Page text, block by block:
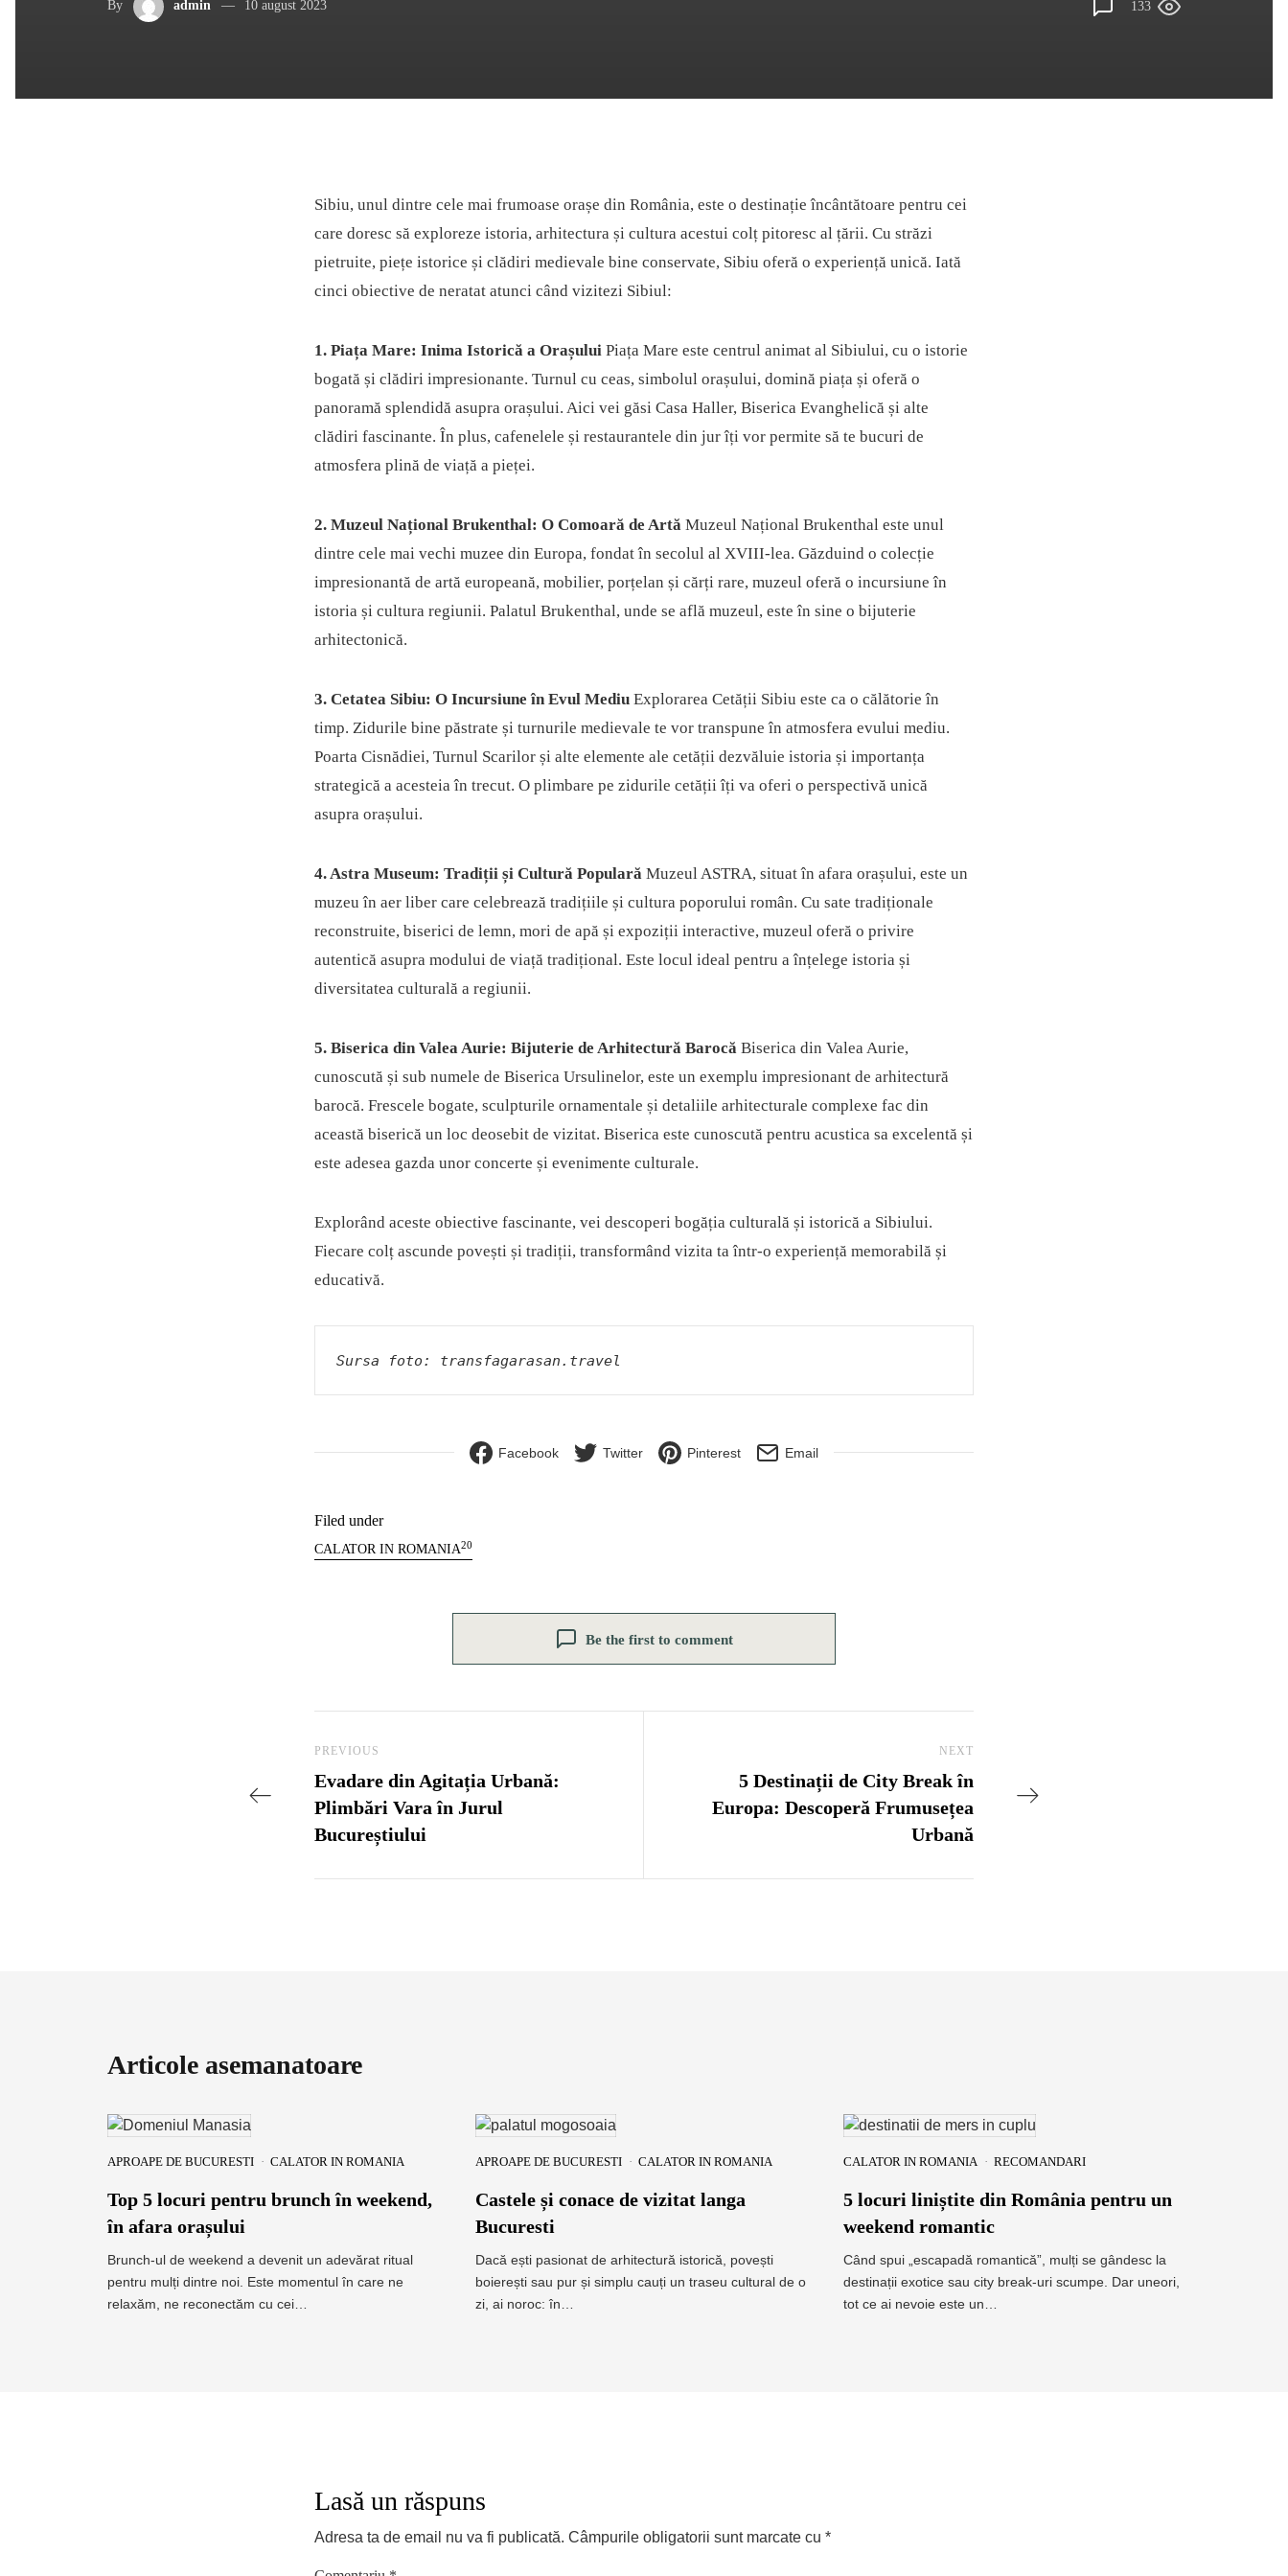
By admin 10 august 2023 133
Sibiu, unul dintre cele mai frumoase orașe din România, este o destinație încântătoare pentru cei
care doresc să exploreze istoria, arhitectura și cultura acestui colț pitoresc al țării. Cu străzi
pietruite, piețe istorice și clădiri medievale bine conservate, Sibiu oferă o experiență unică. Iată
cinci obiective de neratat atunci când vizitezi Sibiul:
1. Piața Mare: Inima Istorică a Orașului Piața Mare este centrul animat al Sibiului, cu o istorie
bogată și clădiri impresionante. Turnul cu ceas, simbolul orașului, domină piața și oferă o
panoramă splendidă asupra orașului. Aici vei găsi Casa Haller, Biserica Evanghelică și alte
clădiri fascinante. În plus, cafenelele și restaurantele din jur îți vor permite să te bucuri de
atmosfera plină de viață a pieței.
2. Muzeul Național Brukenthal: O Comoară de Artă Muzeul Național Brukenthal este unul
dintre cele mai vechi muzee din Europa, fondat în secolul al XVIII-lea. Găzduind o colecție
impresionantă de artă europeană, mobilier, porțelan și cărți rare, muzeul oferă o incursiune în
istoria și cultura regiunii. Palatul Brukenthal, unde se află muzeul, este în sine o bijuterie
arhitectonică.
3. Cetatea Sibiu: O Incursiune în Evul Mediu Explorarea Cetății Sibiu este ca o călătorie în
timp. Zidurile bine păstrate și turnurile medievale te vor transpune în atmosfera evului mediu.
Poarta Cisnădiei, Turnul Scarilor și alte elemente ale cetății dezvăluie istoria și importanța
strategică a acesteia în trecut. O plimbare pe zidurile cetății îți va oferi o perspectivă unică
asupra orașului.
4. Astra Museum: Tradiții și Cultură Populară Muzeul ASTRA, situat în afara orașului, este un
muzeu în aer liber care celebrează tradițiile și cultura poporului român. Cu sate tradiționale
reconstruite, biserici de lemn, mori de apă și expoziții interactive, muzeul oferă o privire
autentică asupra modului de viață tradițional. Este locul ideal pentru a înțelege istoria și
diversitatea culturală a regiunii.
5. Biserica din Valea Aurie: Bijuterie de Arhitectură Barocă Biserica din Valea Aurie,
cunoscută și sub numele de Biserica Ursulinelor, este un exemplu impresionant de arhitectură
barocă. Frescele bogate, sculpturile ornamentale și detaliile arhitecturale complexe fac din
această biserică un loc deosebit de vizitat. Biserica este cunoscută pentru acustica sa excelentă și
este adesea gazda unor concerte și evenimente culturale.
Explorând aceste obiective fascinante, vei descoperi bogăția culturală și istorică a Sibiului.
Fiecare colț ascunde povești și tradiții, transformând vizita ta într-o experiență memorabilă și
educativă.
Sursa foto: transfagarasan.travel
Facebook Twitter Pinterest Email
Filed under
CALATOR IN ROMANIA20
Be the first to comment
Previous Post
PREVIOUS
Evadare din Agitația Urbană:
Plimbări Vara în Jurul
Bucureștiului
NEXT
5 Destinații de City Break în
Europa: Descoperă Frumusețea
Urbană
Articole asemanatoare
APROAPE DE BUCURESTI CALATOR IN ROMANIA
Top 5 locuri pentru brunch în weekend,
în afara orașului
Brunch-ul de weekend a devenit un adevărat ritual
pentru mulți dintre noi. Este momentul în care ne
relaxăm, ne reconectăm cu cei…
APROAPE DE BUCURESTI CALATOR IN ROMANIA
Castele și conace de vizitat langa
Bucuresti
Dacă ești pasionat de arhitectură istorică, povești
boierești sau pur și simplu cauți un traseu cultural de o
zi, ai noroc: în…
CALATOR IN ROMANIA RECOMANDARI
5 locuri liniștite din România pentru un
weekend romantic
Când spui „escapadă romantică”, mulți se gândesc la
destinații exotice sau city break-uri scumpe. Dar uneori,
tot ce ai nevoie este un…
Lasă un răspuns
Adresa ta de email nu va fi publicată. Câmpurile obligatorii sunt marcate cu *